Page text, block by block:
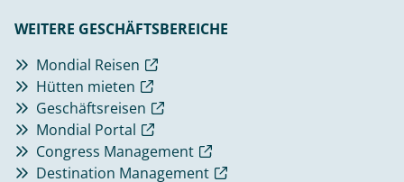
WEITERE GESCHÄFTSBEREICHE
Mondial Reisen
Hütten mieten
Geschäftsreisen
Mondial Portal
Congress Management
Destination Management